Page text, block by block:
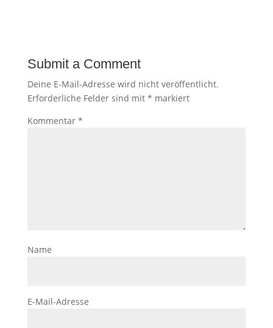
Submit a Comment
Deine E-Mail-Adresse wird nicht veröffentlicht.
Erforderliche Felder sind mit * markiert
Kommentar *
Name
E-Mail-Adresse